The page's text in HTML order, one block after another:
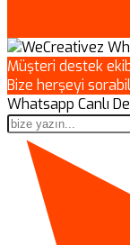
Müşteri destek
Bize herşeyi
Whatsapp Canlı